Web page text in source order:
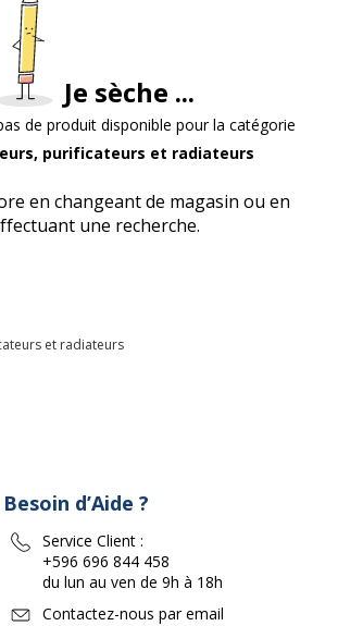
Je sèche ...
de produit disponible pour la catégorie
purificateurs et radiateurs
en changeant de magasin ou en
une recherche.
et radiateurs
Besoin d’Aide ?
Service Client :
+596 696 844 458
du lun au ven de 9h à 18h
Contactez-nous par email